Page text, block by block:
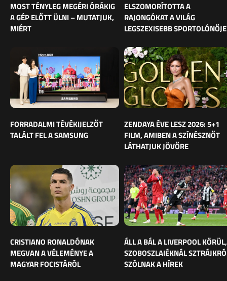
MOST TÉNYLEG MEGÉRI ÓRÁKIG
A GÉP ELŐTT ÜLNI – MUTATJUK,
MIÉRT
ELSZOMORÍTOTTA A
RAJONGÓKAT A VILÁG
LEGSZEXISEBB SPORTOLÓNŐJE
FORRADALMI TÉVÉKIJELZŐT
TALÁLT FEL A SAMSUNG
ZENDAYA ÉVE LESZ 2026: 5+1
FILM, AMIBEN A SZÍNÉSZNŐT
LÁTHATJUK JÖVŐRE
CRISTIANO RONALDÓNAK
MEGVAN A VÉLEMÉNYE A
MAGYAR FOCISTÁRÓL
ÁLL A BÁL A LIVERPOOL KÖRÜL,
SZOBOSZLAIÉKNÁL
SZÓLNAK A HÍREK